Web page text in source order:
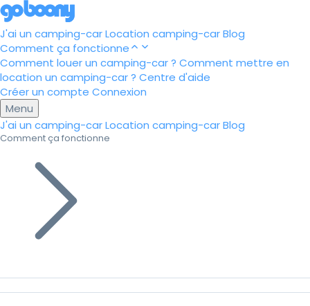
J'ai un camping-carLocation camping-carBlog
Comment ça fonctionne
Comment louer un camping-car ? Comment mettre en
location un camping-car ? Centre d'aide
Créer un compte Connexion
Menu
J'ai un camping-carLocation camping-carBlog
Comment ça fonctionne